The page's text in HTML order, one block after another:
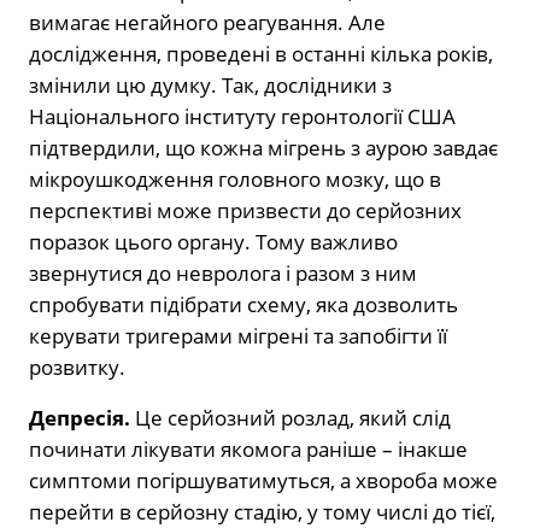
вимагає негайного реагування. Але
дослідження, проведені в останні кілька років,
змінили цю думку. Так, дослідники з
Національного інституту геронтології США
підтвердили, що кожна мігрень з аурою завдає
мікроушкодження головного мозку, що в
перспективі може призвести до серйозних
поразок цього органу. Тому важливо
звернутися до невролога і разом з ним
спробувати підібрати схему, яка дозволить
керувати тригерами мігрені та запобігти її
розвитку.
Депресія. Це серйозний розлад, який слід
починати лікувати якомога раніше – інакше
симптоми погіршуватимуться, а хвороба може
перейти в серйозну стадію, у тому числі до тієї,